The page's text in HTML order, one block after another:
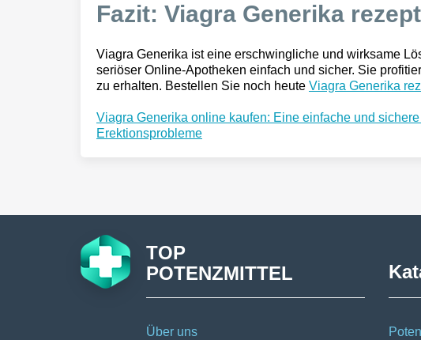
Fazit: Viagra Generika
Viagra Generika ist eine erschwingliche und wirksame
seriöser Online-Apotheken einfach und sicher. Sie
zu erhalten. Bestellen Sie noch heute Viagra Generika
Viagra Generika online kaufen: Eine einfache und
Erektionsprobleme
TOP
POTENZMITTEL
Über uns